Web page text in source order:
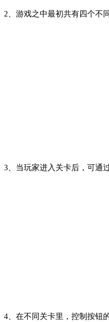
2、游戏之中最初共有四个不
3、当玩家进入关卡后，可通
4、在不同关卡里，控制按钮